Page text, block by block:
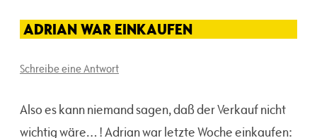
ADRIAN WAR EINKAUFEN
Schreibe eine Antwort
Also es kann niemand sagen, daß der Verkauf nicht
wichtig wäre… ! Adrian war letzte Woche einkaufen: